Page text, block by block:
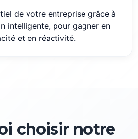
de votre entreprise grâce à
intelligente, pour gagner en
et en réactivité.
choisir notre